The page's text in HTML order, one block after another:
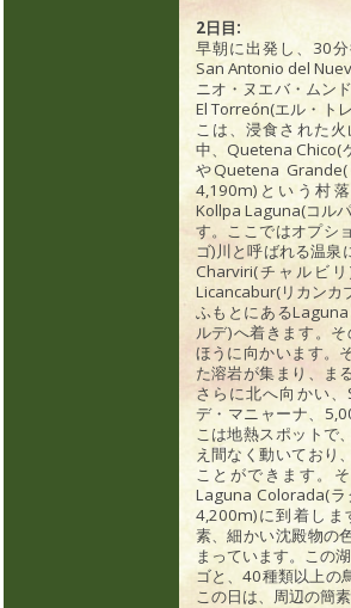
2日目:
早朝に出発し、30
San Antonio del
ニオ・ヌエバ・ムン
El Torreón(エル・ト
こは、浸食された
中、Quetena Chico(
やQuetena
4,190m)という村
Kollpa Laguna(コル
す。ここではオプシ
ゴ)川と呼ばれる温泉
Charviri(チャルビ
Licancabur(リカンカ
ふもとにある
ルデ)へ着きます。
ほうに向かいます。
た溶岩が集まり、ま
さらに北へ向かい
デ・マニャーナ、
こは地熱スポットで
え間なく動いており
ことができます。
Laguna Colorada(ラ
4,200m)に到着し
素、細かい沈殿物の
まっています。この
ゴと、40種類以上の
この日は、周辺の簡